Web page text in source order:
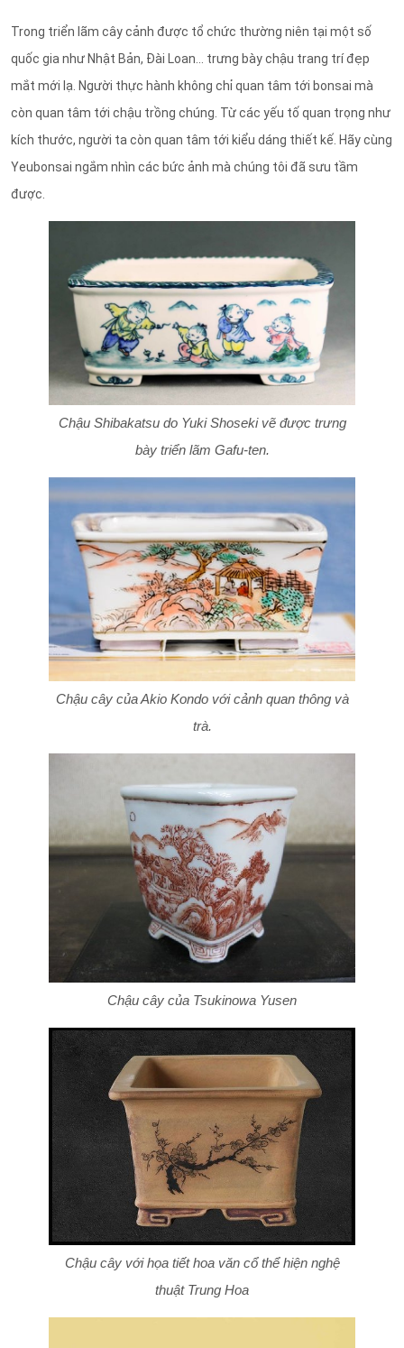
Trong triển lãm cây cảnh được tổ chức thường niên tại một số
quốc gia như Nhật Bản, Đài Loan... trưng bày chậu trang trí đẹp
mắt mới lạ. Người thực hành không chỉ quan tâm tới bonsai mà
còn quan tâm tới chậu trồng chúng. Từ các yếu tố quan trọng như
kích thước, người ta còn quan tâm tới kiểu dáng thiết kế. Hãy cùng
Yeubonsai ngắm nhìn các bức ảnh mà chúng tôi đã sưu tầm
được.
Chậu Shibakatsu do Yuki Shoseki vẽ được trưng
bày triển lãm Gafu-ten.
Chậu cây của Akio Kondo với cảnh quan thông và
trà.
Chậu cây của Tsukinowa Yusen
Chậu cây với họa tiết hoa văn cổ thể hiện nghệ
thuật Trung Hoa